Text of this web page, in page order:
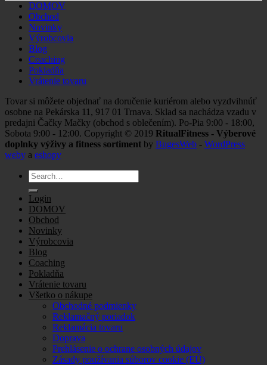
DOMOV
Obchod
Novinky
Výrobcovia
Blog
Coaching
Pokladňa
Vrátenie tovaru
Tovar si môžete objednať na doručenie kuriérom alebo vyzdvihnúť
osobne na Pekárska 11, 917 01 Trnava. Sklad sa nachádza vzadu v
predajni Čačky Mačky (obchod s oblečením). Po-Pia 9:00 - 18:00,
Sobota 9:00 - 12:00. Copyright © 2019 RitualFitness - Výberové
doplnky výživy a fitness sortiment by BugesWeb - WordPress
weby a eshopy
Search
for:
Login
DOMOV
Obchod
Novinky
Výrobcovia
Blog
Coaching
Pokladňa
Vrátenie tovaru
Všetko o nákupe
Obchodné podmienky
Reklamačný poriadok
Reklamácia tovaru
Doprava
Prehlásenie o ochrane osobných údajov
Zásady používania súborov cookie (EÚ)